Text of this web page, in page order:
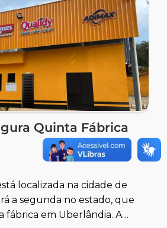
Quinta Fábrica
localizada na cidade de
a segunda no estado, que
fábrica em Uberlândia. A